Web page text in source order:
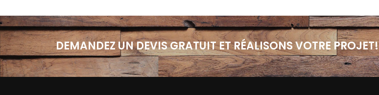
DEMANDEZ UN DEVIS GRATUIT ET RÉALISONS VOTRE PROJET!